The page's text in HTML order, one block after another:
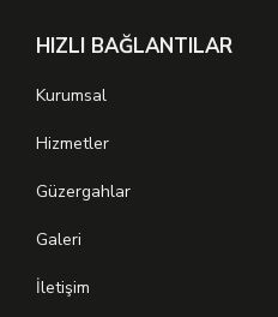
HIZLI BAĞLANTILAR
Kurumsal
Hizmetler
Güzergahlar
Galeri
İletişim